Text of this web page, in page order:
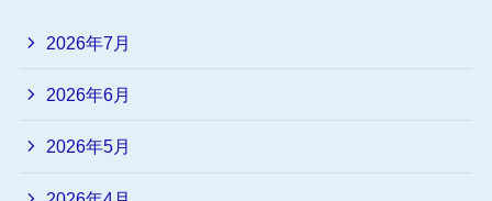
2026年7月
2026年6月
2026年5月